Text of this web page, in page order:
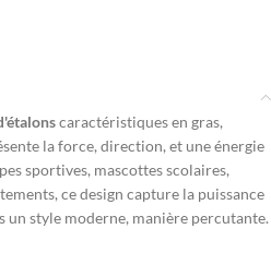
caractéristiques en gras,
la force, direction, et une énergie
sportives, mascottes scolaires,
ce design capture la puissance
un style moderne, manière percutante.